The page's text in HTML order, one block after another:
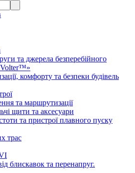
та джерела безперебійного
комфорту та безпеки будівель
та маршрутизації
щити та аксесуари
та пристрої плавного пуску
трас
блискавок та перенапруг.